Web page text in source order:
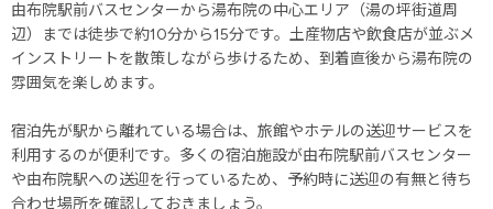
由布院駅前バスセンターから湯布院の中心エリア（湯の坪街道周
辺）までは徒歩で約10分から15分です。土産物店や飲食店が並ぶメ
インストリートを散策しながら歩けるため、到着直後から湯布院の
雰囲気を楽しめます。
宿泊先が駅から離れている場合は、旅館やホテルの送迎サービスを
利用するのが便利です。多くの宿泊施設が由布院駅前バスセンター
や由布院駅への送迎を行っているため、予約時に送迎の有無と待ち
合わせ場所を確認しておきましょう。